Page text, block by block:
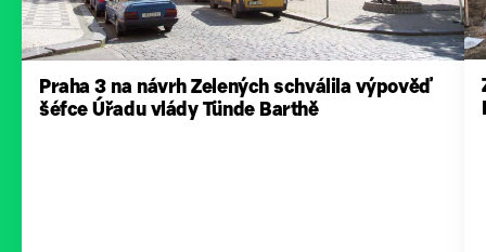
Praha 3 na návrh Zelených schválila výpověď
šéfce Úřadu vlády Tünde Barthě